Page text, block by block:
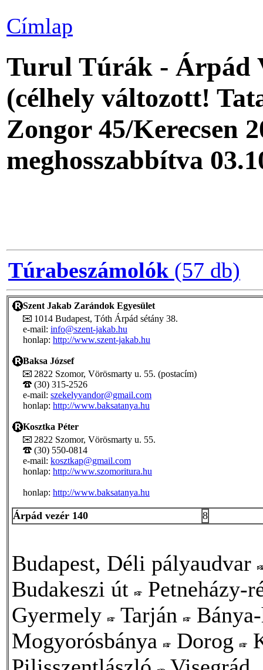
Címlap
Turul Túrák - Árpád
(célhely változott!
Zongor 45/Kerecsen
meghosszabbítva
Túrabeszámolók (57 db)
Szent Jakab Zarándok Egyesület
1014 Budapest, Tóth Árpád sétány 38.
e-mail: info@szent-jakab.hu
honlap: http://www.szent-jakab.hu
Baksa József
2822 Szomor, Vörösmarty u. 55. (postacím)
(30) 315-2526
e-mail: szekelyvandor@gmail.com
honlap: http://www.baksatanya.hu
Kosztka Péter
2822 Szomor, Vörösmarty u. 55.
(30) 550-0814
e-mail: kosztkap@gmail.com
honlap: http://www.szomoritura.hu
honlap: http://www.baksatanya.hu
Árpád vezér 140 8
Budapest, Déli pályaudvar
Budakeszi út
Petneházy-
Gyermely
Tarján
Mogyorósbánya
Dorog